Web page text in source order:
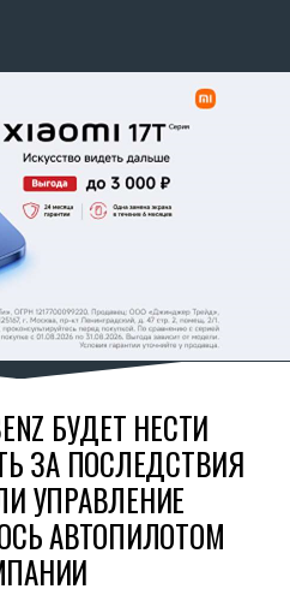
БУДЕТ НЕСТИ
ЗА ПОСЛЕДСТВИЯ
УПРАВЛЕНИЕ
АВТОПИЛОТОМ